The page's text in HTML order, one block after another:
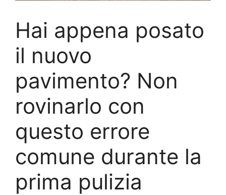
Hai appena posato
il nuovo
pavimento? Non
rovinarlo con
questo errore
comune durante la
prima pulizia